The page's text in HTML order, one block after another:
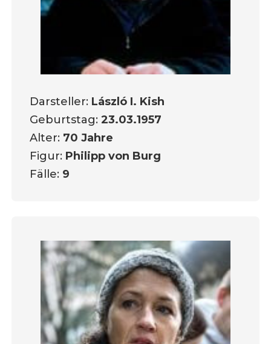
Darsteller: László I. Kish
Geburtstag:23.03.1957
Alter: 70 Jahre
Figur: Philipp von Burg
Fälle: 9